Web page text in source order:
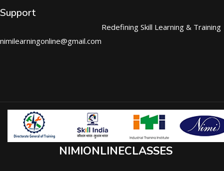
Support
nimilearningonline@gmail.com
Redefining Skill Learning & Training
NIMIONLINECLASSES